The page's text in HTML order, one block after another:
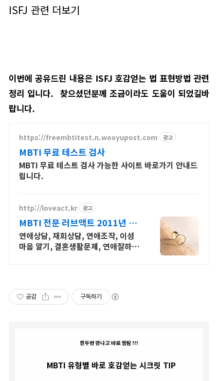
ISFJ 관련 더보기
이번에 공유드린 내용은 ISFJ 호감얻는 법 표현방법 관련
정리 입니다. 찾으셨던분께 조금이라도 도움이 되었길바
랍니다.
https://freembtitest.n.wooyupost.com 광고
MBTI 무료 테스트 검사
MBTI 무료 테스트 검사 가능한 사이트 바로가기 안내드
립니다.
http://loveact.kr 광고
MBTI 전문 러브액트 2011년 개
업 오랜 업력
연애상담, 재회상담, 연애조작, 이성
마음 알기, 결혼생활문제, 연애잘하는
공감 구독하기
한두번 만나고 바로 썸탐 !!!
MBTI 유형별 바로 호감얻는 시크릿 TIP